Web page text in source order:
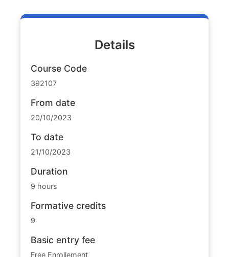
Details
Course Code
392107
From date
20/10/2023
To date
21/10/2023
Duration
9 hours
Formative credits
9
Basic entry fee
Free Enrollement